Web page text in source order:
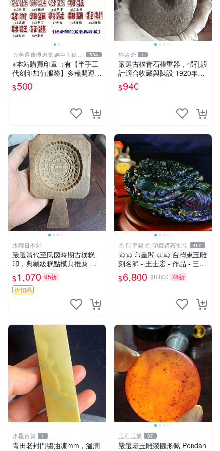
☆免運費優惠實施中！低於
批發價
534
※本站購買印章→有【半手工
代刻印加值服務】多種開運招
財字體可選擇《紀老師玉石
坊》人一生使用、擁有玉質印
正能量→開運聚氣、招財、避
$500
静古斋 1
嚴選古樸青石權重器，帶孔設
計適合收藏與陳設 1920年代
古董 材質石器
$940
水曜日本舖
嚴選清代至民國時期古樸糕
印，典藏級糕點模具推薦 手
工製作的老式糕印，適合糕點
愛好者收藏 清代至民國的老
式糕印模具，傳統工藝的美味
之選 古董糕印 老式糕模
$1,070 95折
折扣碼
㊣ 印皇閣 ㊣ 印章礦石批發 460
㊣㊣ 印皇閣 ㊣㊣ 台灣東玉雕
刻名師 - 王士宏 - 作品 - 三足
金蟾蜍 - 萬貫錢財 (師-01)
$6,800 $8,800 78折
水星百貨 1
青田老封門醬油凍mm，溫潤
玉石玉業 37
嚴選老玉雕製圓形佩 Pendan